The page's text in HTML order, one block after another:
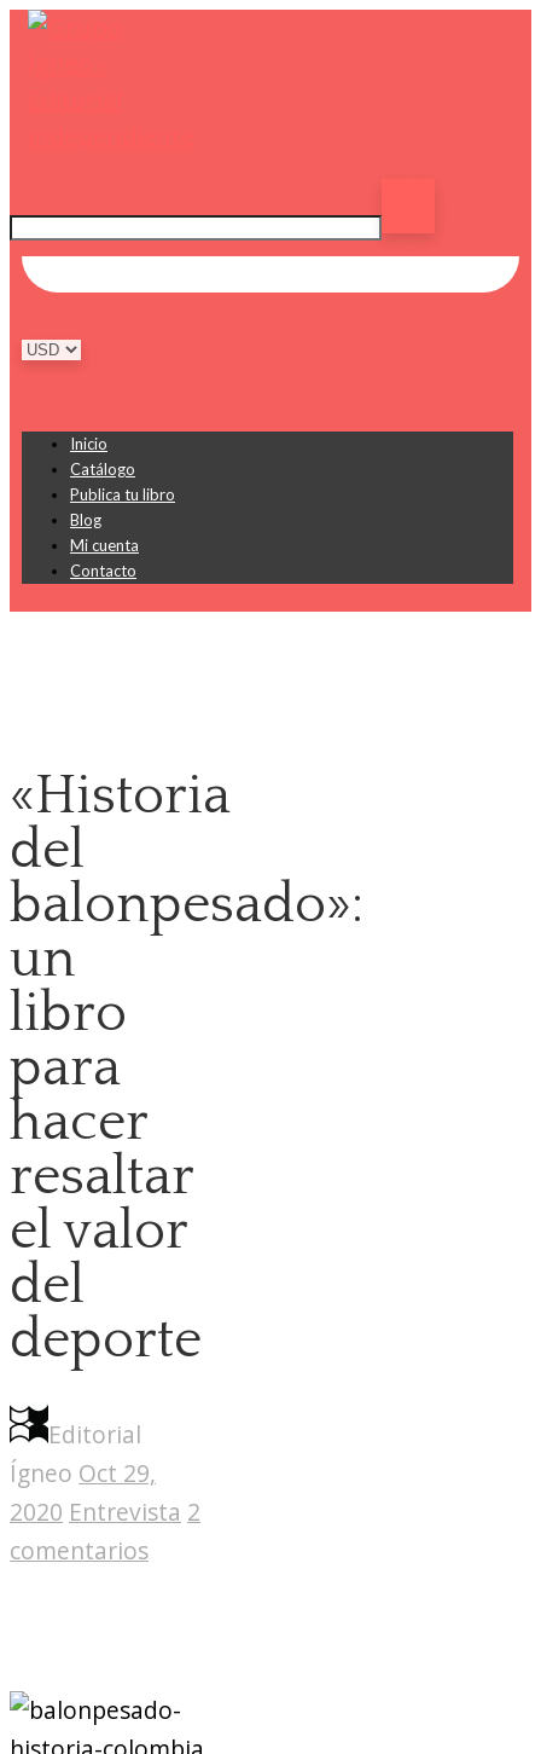
Inicio
Catálogo
Publica tu libro
Blog
Mi cuenta
Contacto
«Historia
del
balonpesado»:
un
libro
para
hacer
resaltar
el valor
del
deporte
Editorial
Ígneo Oct 29,
2020 Entrevista 2
comentarios